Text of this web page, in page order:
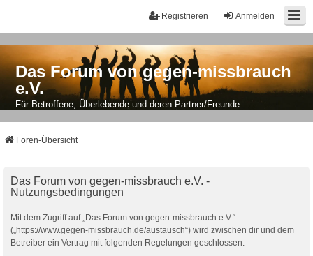
Anmelden
Registrieren
Das Forum von gegen-missbrauch
e.V.
Für Betroffene, Überlebende und deren Partner/Freunde
Foren-Übersicht
Das Forum von gegen-missbrauch e.V. -
Nutzungsbedingungen
Mit dem Zugriff auf „Das Forum von gegen-missbrauch e.V.“
(„https://www.gegen-missbrauch.de/austausch“) wird zwischen dir und dem
Betreiber ein Vertrag mit folgenden Regelungen geschlossen: